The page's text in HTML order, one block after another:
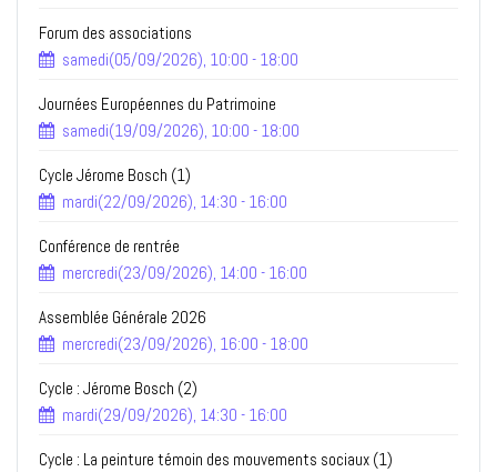
Forum des associations
samedi(05/09/2026), 10:00 - 18:00
Journées Européennes du Patrimoine
samedi(19/09/2026), 10:00 - 18:00
Cycle Jérome Bosch (1)
mardi(22/09/2026), 14:30 - 16:00
Conférence de rentrée
mercredi(23/09/2026), 14:00 - 16:00
Assemblée Générale 2026
mercredi(23/09/2026), 16:00 - 18:00
Cycle : Jérome Bosch (2)
mardi(29/09/2026), 14:30 - 16:00
Cycle : La peinture témoin des mouvements sociaux (1)